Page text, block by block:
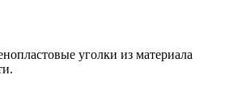
уголки из материала